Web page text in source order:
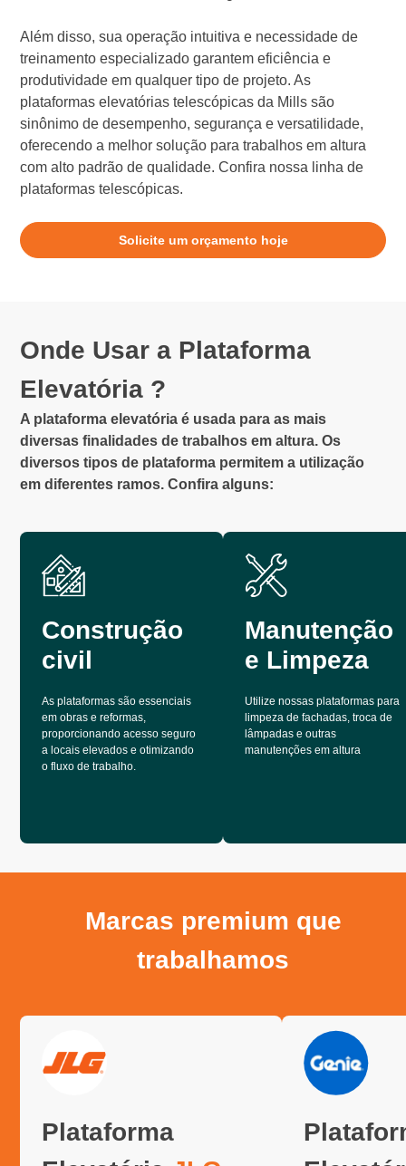
Além disso, sua operação intuitiva e necessidade de
treinamento especializado garantem eficiência e
produtividade em qualquer tipo de projeto. As
plataformas elevatórias telescópicas da Mills são
sinônimo de desempenho, segurança e versatilidade,
oferecendo a melhor solução para trabalhos em altura
com alto padrão de qualidade. Confira nossa linha de
plataformas telescópicas.
Solicite um orçamento hoje
Onde Usar a Plataforma
Elevatória ?
A plataforma elevatória é usada para as mais
diversas finalidades de trabalhos em altura. Os
diversos tipos de plataforma permitem a utilização
em diferentes ramos. Confira alguns:
Construção
civil
As plataformas são essenciais
em obras e reformas,
proporcionando acesso seguro
a locais elevados e otimizando
o fluxo de trabalho.
Manutenção
e Limpeza
Utilize nossas plataformas para
limpeza de fachadas, troca de
lâmpadas e outras
manutenções em altura
Marcas premium que
trabalhamos
Plataforma